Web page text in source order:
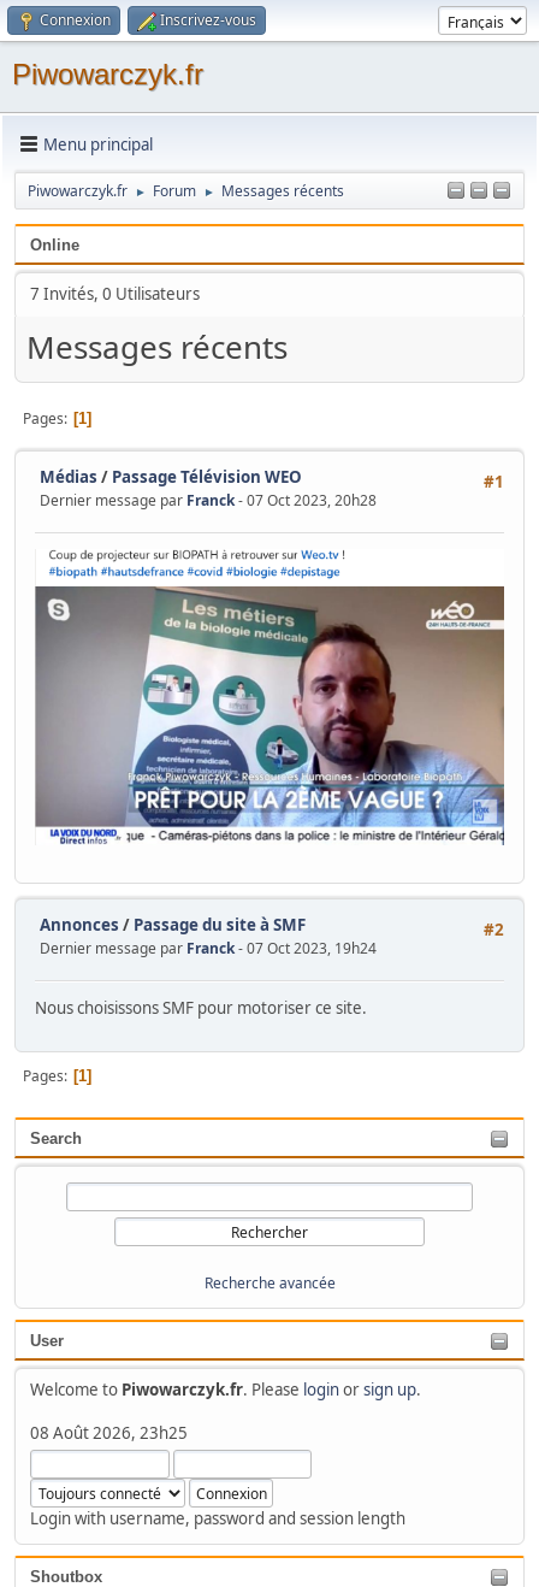
Connexion Inscrivez-vous
Piwowarczyk.fr
Menu principal
Piwowarczyk.fr ► Forum ► Messages récents
Search
Recherche avancée
User
Welcome to Piwowarczyk.fr. Please loginorsign up.
08 Août 2026, 23h25
Login with username, password and session length
Shoutbox
Online
7 Invités, 0 Utilisateurs
Messages récents
Pages 1
#1
Médias / Passage Télévision WEO
Dernier message par Franck- 07 Oct 2023, 20h28
#2
Annonces / Passage du site à SMF
Dernier message par Franck- 07 Oct 2023, 19h24
Nous choisissons SMF pour motoriser ce site.
Pages 1